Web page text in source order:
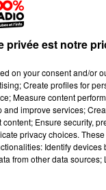
privée est notre
on your consent and/or
Create profiles for
Measure content
improve services;
Ensure security,
privacy choices.
Identify
from other data